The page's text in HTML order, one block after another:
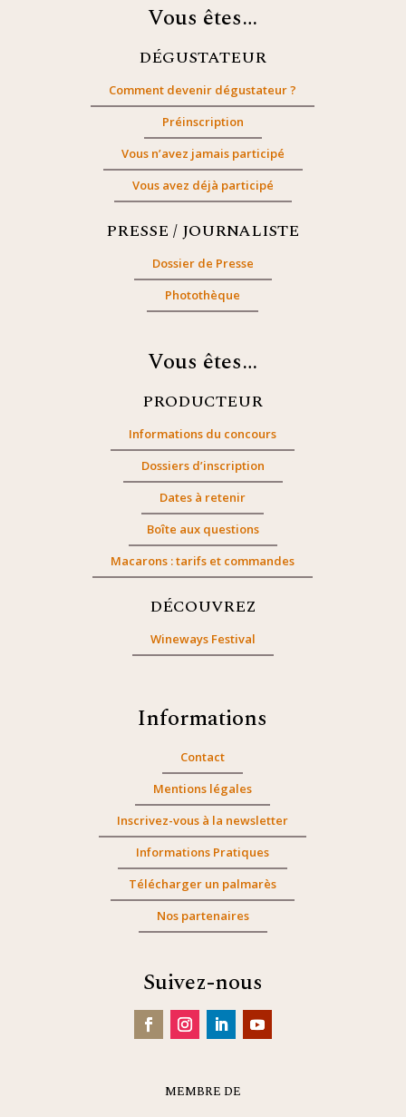
Vous êtes…
DÉGUSTATEUR
Comment devenir dégustateur ?
Préinscription
Vous n’avez jamais participé
Vous avez déjà participé
PRESSE / JOURNALISTE
Dossier de Presse
Photothèque
Vous êtes…
PRODUCTEUR
Informations du concours
Dossiers d’inscription
Dates à retenir
Boîte aux questions
Macarons : tarifs et commandes
DÉCOUVREZ
Wineways Festival
Informations
Contact
Mentions légales
Inscrivez-vous à la newsletter
Informations Pratiques
Télécharger un palmarès
Nos partenaires
Suivez-nous
MEMBRE DE